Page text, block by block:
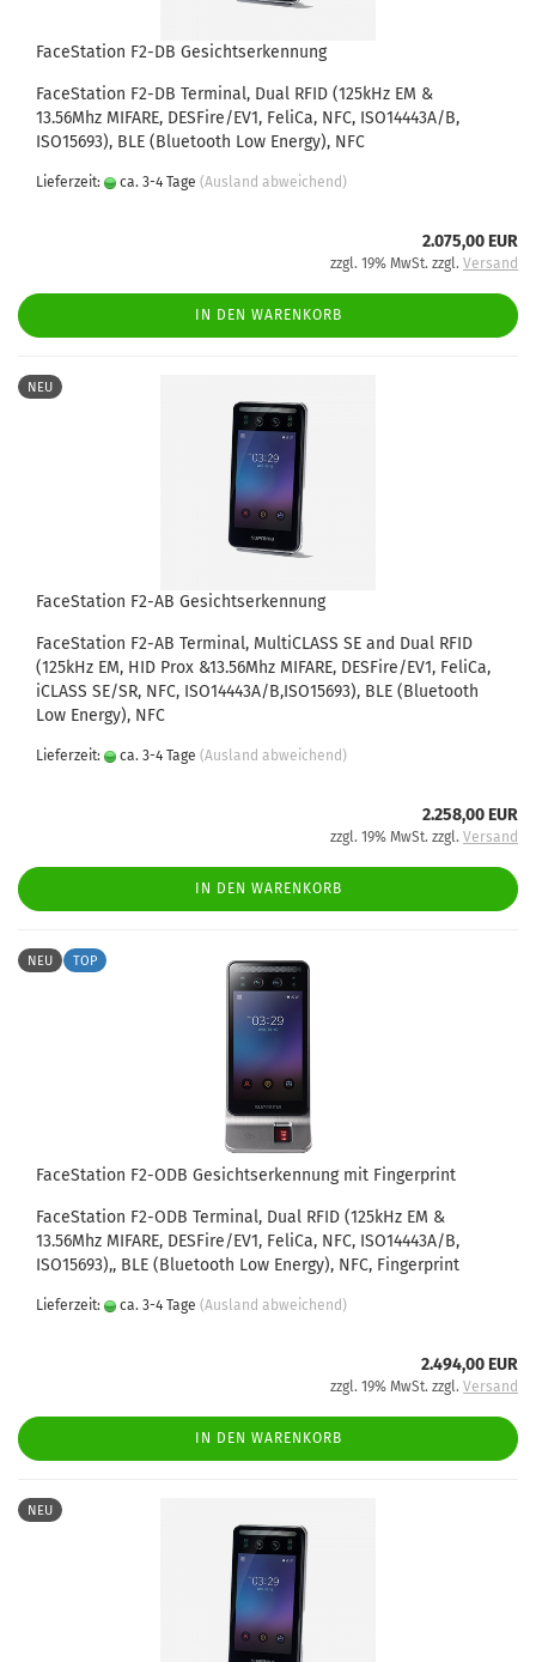
FaceStation F2-DB Gesichtserkennung
FaceStation F2-DB Terminal, Dual RFID (125kHz EM &
13.56Mhz MIFARE, DESFire/EV1, FeliCa, NFC, ISO14443A/B,
ISO15693), BLE (Bluetooth Low Energy), NFC
Lieferzeit: ca. 3-4 Tage (Ausland abweichend)
2.075,00 EUR
zzgl. 19% MwSt. zzgl. Versand
IN DEN WARENKORB
NEU
FaceStation F2-AB Gesichtserkennung
FaceStation F2-AB Terminal, MultiCLASS SE and Dual RFID
(125kHz EM, HID Prox &13.56Mhz MIFARE, DESFire/EV1, FeliCa,
iCLASS SE/SR, NFC, ISO14443A/B,ISO15693), BLE (Bluetooth
Low Energy), NFC
Lieferzeit: ca. 3-4 Tage (Ausland abweichend)
2.258,00 EUR
zzgl. 19% MwSt. zzgl. Versand
IN DEN WARENKORB
NEU TOP
FaceStation F2-ODB Gesichtserkennung mit Fingerprint
FaceStation F2-ODB Terminal, Dual RFID (125kHz EM &
13.56Mhz MIFARE, DESFire/EV1, FeliCa, NFC, ISO14443A/B,
ISO15693),, BLE (Bluetooth Low Energy), NFC, Fingerprint
Lieferzeit: ca. 3-4 Tage (Ausland abweichend)
2.494,00 EUR
zzgl. 19% MwSt. zzgl. Versand
IN DEN WARENKORB
NEU